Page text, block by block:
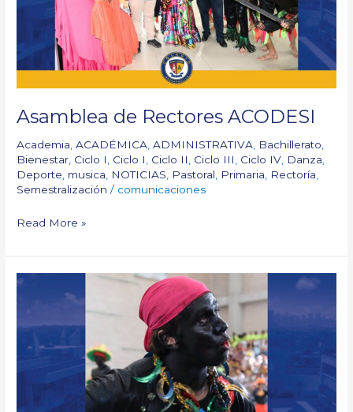
Asamblea de Rectores ACODESI
Academia,ACADÉMICA,ADMINISTRATIVA, Bachillerato,
Bienestar, Ciclo I, Ciclo I, Ciclo II, Ciclo III, Ciclo IV, Danza,
Deporte, musica, NOTICIAS, Pastoral, Primaria, Rectoría,
Semestralización / comunicaciones
Read More »
Carnival
Grade